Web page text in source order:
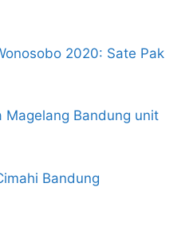
2020: Sate Pak
Magelang Bandung unit
Bandung